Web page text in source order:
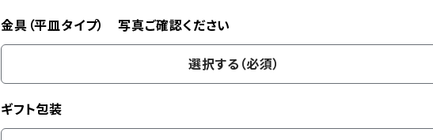
金具（平皿タイプ） 写真ご確認ください
選択する（必須）
ギフト包装